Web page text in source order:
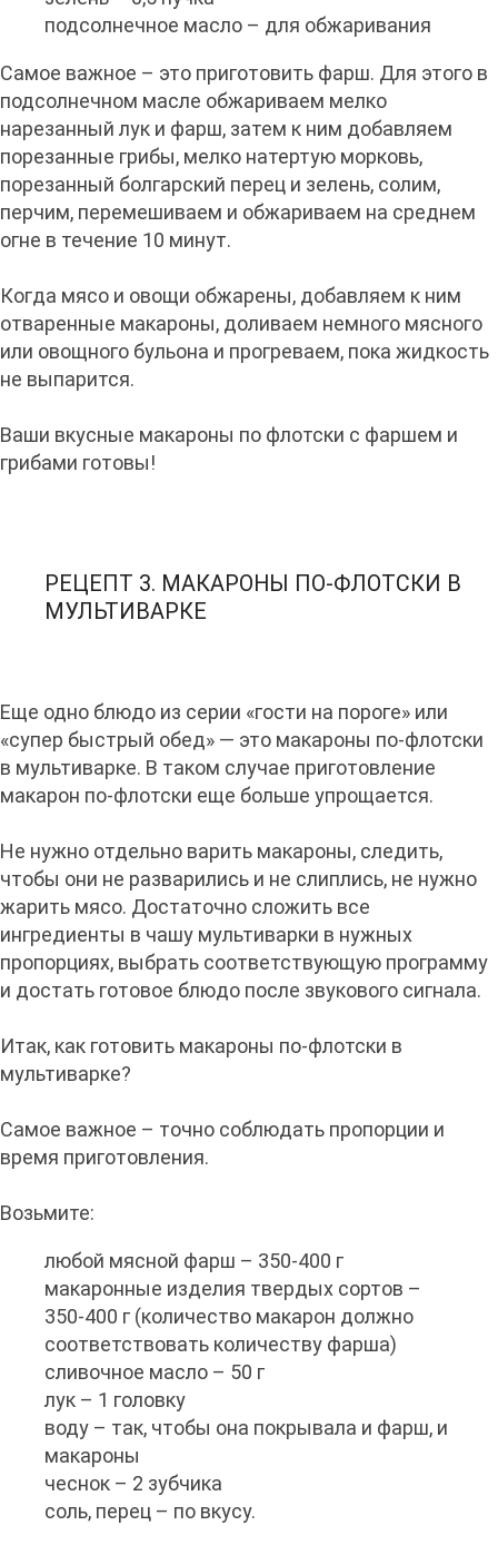
подсолнечное масло – для обжаривания
Самое важное – это приготовить фарш. Для этого в
подсолнечном масле обжариваем мелко
нарезанный лук и фарш, затем к ним добавляем
порезанные грибы, мелко натертую морковь,
порезанный болгарский перец и зелень, солим,
перчим, перемешиваем и обжариваем на среднем
огне в течение 10 минут.
Когда мясо и овощи обжарены, добавляем к ним
отваренные макароны, доливаем немного мясного
или овощного бульона и прогреваем, пока жидкость
не выпарится.
Ваши вкусные макароны по флотски с фаршем и
грибами готовы!
РЕЦЕПТ 3. МАКАРОНЫ ПО-ФЛОТСКИ В
МУЛЬТИВАРКЕ
Еще одно блюдо из серии «гости на пороге» или
«супер быстрый обед» — это макароны по-флотски
в мультиварке. В таком случае приготовление
макарон по-флотски еще больше упрощается.
Не нужно отдельно варить макароны, следить,
чтобы они не разварились и не слиплись, не нужно
жарить мясо. Достаточно сложить все
ингредиенты в чашу мультиварки в нужных
пропорциях, выбрать соответствующую программу
и достать готовое блюдо после звукового сигнала.
Итак, как готовить макароны по-флотски в
мультиварке?
Самое важное – точно соблюдать пропорции и
время приготовления.
Возьмите:
любой мясной фарш – 350-400 г
макаронные изделия твердых сортов –
350-400 г (количество макарон должно
соответствовать количеству фарша)
сливочное масло – 50 г
лук – 1 головку
воду – так, чтобы она покрывала и фарш, и
макароны
чеснок – 2 зубчика
соль, перец – по вкусу.